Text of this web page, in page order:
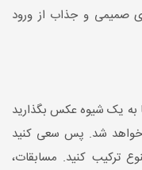
صمیمی و جذاب از ورود
به یک شیوه عکس بگذارید
خواهد شد. پس سعی کنید
ترکیب کنید. مسابقات،